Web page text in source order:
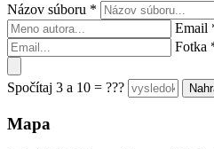
Názov súboru *
Email
Fotka
Spočítaj 3 a 10 = ???
Mapa